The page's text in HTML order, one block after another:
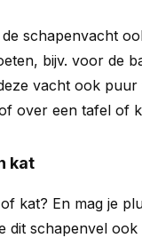
schapenvacht
bijv. voor de
vacht ook
over een tafel of
kat
kat? En mag je
dit schapenvel